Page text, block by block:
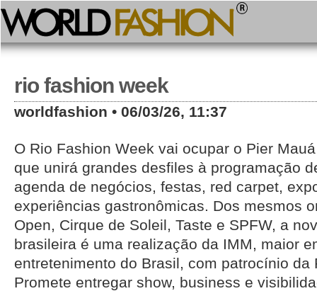
rio fashion week
worldfashion • 06/03/26, 11:37
O Rio Fashion Week vai ocupar o Pier
que unirá grandes desfiles à programação
agenda de negócios, festas, red carpet,
experiências gastronômicas. Dos mesmos
Open, Cirque de Soleil, Taste e SPFW, a
brasileira é uma realização da IMM, maior
entretenimento do Brasil, com patrocínio da
Promete entregar show, business e